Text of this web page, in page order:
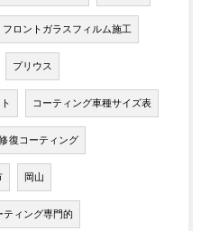
フロントガラスフィルム施工
プリウス
コーティング車種サイズ表
復コーティング
岡山
ティング専門的